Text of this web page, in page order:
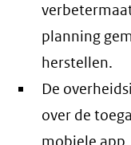
planning
herstellen.
De
over de